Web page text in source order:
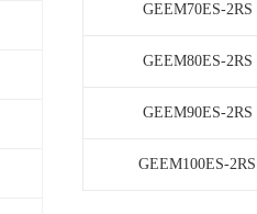
GEEM70ES-2RS
GEEM80ES-2RS
GEEM90ES-2RS
GEEM100ES-2RS